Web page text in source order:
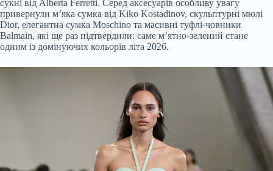
сукні від Alberta Ferretti. Серед аксесуарів особливу увагу
привернули м’яка сумка від Kiko Kostadinov, скульптурні мюлі
Dior, елегантна сумка Moschino та масивні туфлі-човники
Balmain, які ще раз підтвердили: саме м’ятно-зелений стане
одним із домінуючих кольорів літа 2026.